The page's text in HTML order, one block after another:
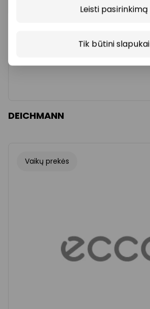
Leisti pasirinkimą
Tik būtini slapukai
DEICHMANN
Vaikų prekės